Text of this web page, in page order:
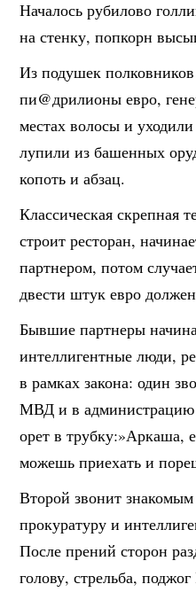
Началось рубилово
на стенку, попкорн
Из подушек полковников
пи@дрилионы евро,
местах волосы и
лупили из башенных
копоть и абзац.
Классическая скрепная
строит ресторан,
партнером, потом
двести штук евро
Бывшие партнеры
интеллигентные люди,
в рамках закона: один
МВД и в администрацию
орет в трубку:»Аркаша,
можешь приехать и
Второй звонит
прокуратуру и
После прений сторон
голову, стрельба,